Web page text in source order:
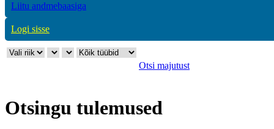
Liitu andmebaasiga
Logi sisse
Otsi majutust
Otsingu tulemused